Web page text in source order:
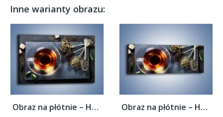
Inne warianty obrazu:
Obraz na płótnie – Herbata i inne dodatki... Obraz na płótnie – Herbata i inne dodatki...